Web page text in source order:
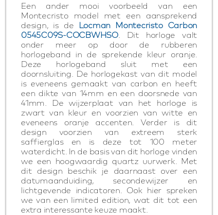
Een ander mooi voorbeeld van een
Montecristo model met een aansprekend
design, is de Locman Montecristo Carbon
0545C09S-COCBWHSO. Dit horloge valt
onder meer op door de rubberen
horlogeband in de sprekende kleur oranje.
Deze horlogeband sluit met een
doornsluiting. De horlogekast van dit model
is eveneens gemaakt van carbon en heeft
een dikte van 14mm en een doorsnede van
41mm. De wijzerplaat van het horloge is
zwart van kleur en voorzien van witte en
eveneens oranje accenten. Verder is dit
design voorzien van extreem sterk
saffierglas en is deze tot 100 meter
waterdicht. In de basis van dit horloge vinden
we een hoogwaardig quartz uurwerk. Met
dit design beschik je daarnaast over een
datumaanduiding, secondewijzer en
lichtgevende indicatoren. Ook hier spreken
we van een limited edition, wat dit tot een
extra interessante keuze maakt.